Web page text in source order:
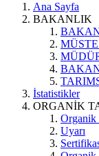
Ana Sayfa
BAKANLIK
İstatistikler
ORGANİK
Organik
Uyarı